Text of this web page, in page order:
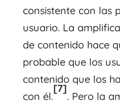
consistente con las
usuario. La
de contenido hace
probable que los
contenido que los
con él.
[7]
. Pero la